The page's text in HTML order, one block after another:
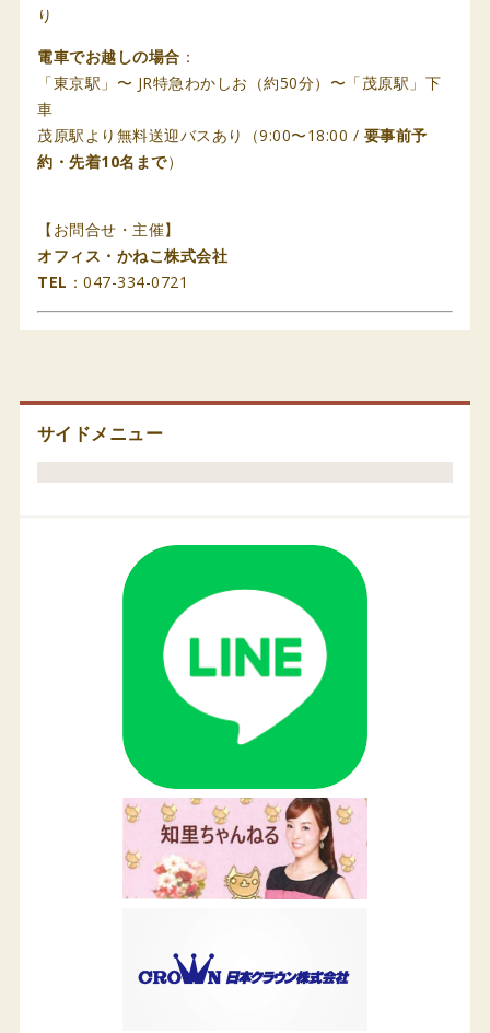
り
電車でお越しの場合 ：
「東京駅」〜 JR特急わかしお（約50分）〜「茂原駅」下
車
茂原駅より無料送迎バスあり（9:00〜18:00 / 要事前予
約・先着10名まで）
【お問合せ・主催】
オフィス・かねこ株式会社
TEL ：047-334-0721
サイドメニュー